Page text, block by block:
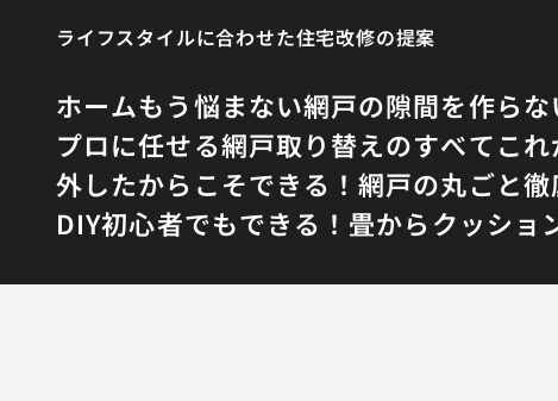
ライフスタイルに合わせた住宅改修の提案
ホームもう悩まない網戸の隙間を作ら
プロに任せる網戸取り替えのすべてこ
外したからこそできる！網戸の丸ごと
DIY初心者でもできる！畳からクッショ